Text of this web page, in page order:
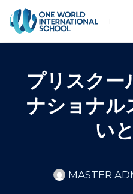
プリスクー
ナショナル
い
MASTER